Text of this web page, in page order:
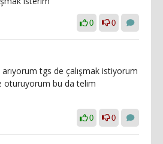
0 0
tgs de çalışmak istiyorum
oturuyorum bu da telim
0 0